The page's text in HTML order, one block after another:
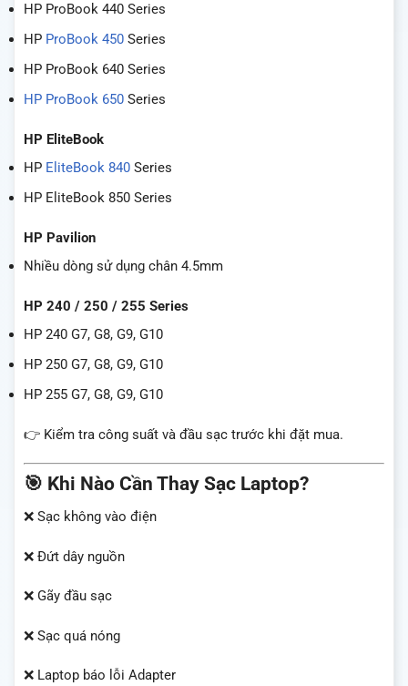
HP ProBook 440 Series
HP ProBook 450 Series
HP ProBook 640 Series
HP ProBook 650 Series
HP EliteBook
HP EliteBook 840 Series
HP EliteBook 850 Series
HP Pavilion
Nhiều dòng sử dụng chân 4.5mm
HP 240 / 250 / 255 Series
HP 240 G7, G8, G9, G10
HP 250 G7, G8, G9, G10
HP 255 G7, G8, G9, G10
👉 Kiểm tra công suất và đầu sạc trước khi đặt mua.
🎯 Khi Nào Cần Thay Sạc Laptop?
❌ Sạc không vào điện
❌ Đứt dây nguồn
❌ Gãy đầu sạc
❌ Sạc quá nóng
❌ Laptop báo lỗi Adapter